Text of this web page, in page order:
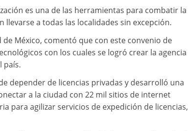
es una de las herramientas para combatir la
a todas las localidades sin excepción.
México, comentó que con este convenio de
con los cuales se logró crear la agencia
país.
depender de licencias privadas y desarrolló una
a la ciudad con 22 mil sitios de internet
para agilizar servicios de expedición de licencias,